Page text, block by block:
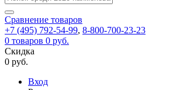
Запомнить
меня
Забыли
адрес,
перейдя
по
которой
вы
новый
для
смены
пароля.
Сменить
пользовательского
соглашения
Сравнение товаров
+7 (495) 792-54-99, 8-800-700-23-23
0 товаров 0 руб.
Скидка
0 руб.
Вход